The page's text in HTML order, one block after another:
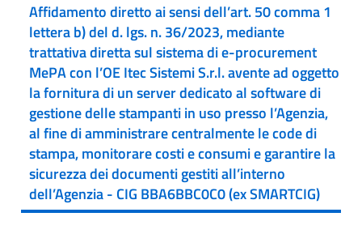
Affidamento diretto ai sensi dell’art. 50 comma 1
lettera b) del d. lgs. n. 36/2023, mediante
trattativa diretta sul sistema di e-procurement
MePA con l’OE Itec Sistemi S.r.l. avente ad oggetto
la fornitura di un server dedicato al software di
gestione delle stampanti in uso presso l’Agenzia,
al fine di amministrare centralmente le code di
stampa, monitorare costi e consumi e garantire la
sicurezza dei documenti gestiti all’interno
dell’Agenzia - CIG BBA6BBC0C0 (ex SMARTCIG)